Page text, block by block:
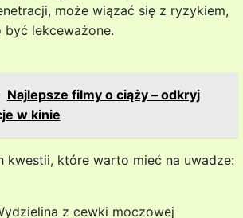
może wiązać się z ryzykiem,
lekceważone.
Najlepsze filmy o ciąży – odkryj
w kinie
kwestii, które warto mieć na uwadze:
z cewki moczowej